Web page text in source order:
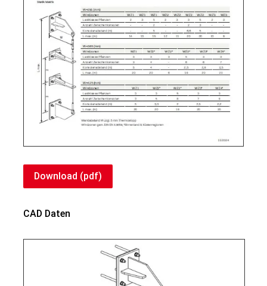
Download (pdf)
CAD Daten